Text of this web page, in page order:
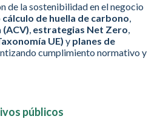
de la sostenibilidad en el negocio
cálculo de huella de carbono,
, estrategias Net Zero,
UE) y planes de
cumplimiento normativo y
públicos